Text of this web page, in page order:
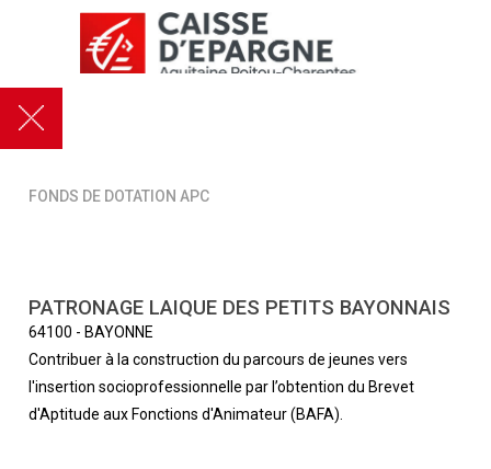
FONDS DE DOTATION APC
PATRONAGE LAIQUE DES PETITS BAYONNAIS
64100 - BAYONNE
Contribuer à la construction du parcours de jeunes vers
l'insertion socioprofessionnelle par l’obtention du Brevet
d'Aptitude aux Fonctions d'Animateur (BAFA).